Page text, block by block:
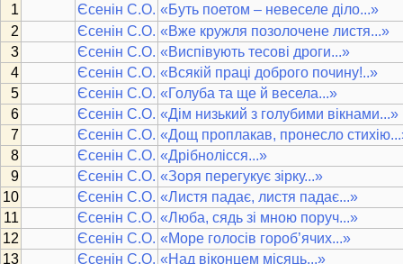
Єсенін С.О. «Буть поетом – невеселе діло...»
Єсенін С.О. «Вже кружля позолочене листя...»
Єсенін С.О. «Виспівують тесові дроги...»
Єсенін С.О. «Всякій праці доброго почину!..»
Єсенін С.О. «Голуба та ще й весела...»
Єсенін С.О. «Дім низький з голубими вікнами...»
Єсенін С.О. «Дощ проплакав, пронесло
Єсенін С.О. «Дрібнолісся...»
Єсенін С.О. «Зоря перегукує зірку...»
Єсенін С.О. «Листя падає, листя падає...»
Єсенін С.О. «Люба, сядь зі мною поруч...»
Єсенін С.О. «Море голосів гороб’ячих...»
Єсенін С.О. «Над віконцем місяць...»